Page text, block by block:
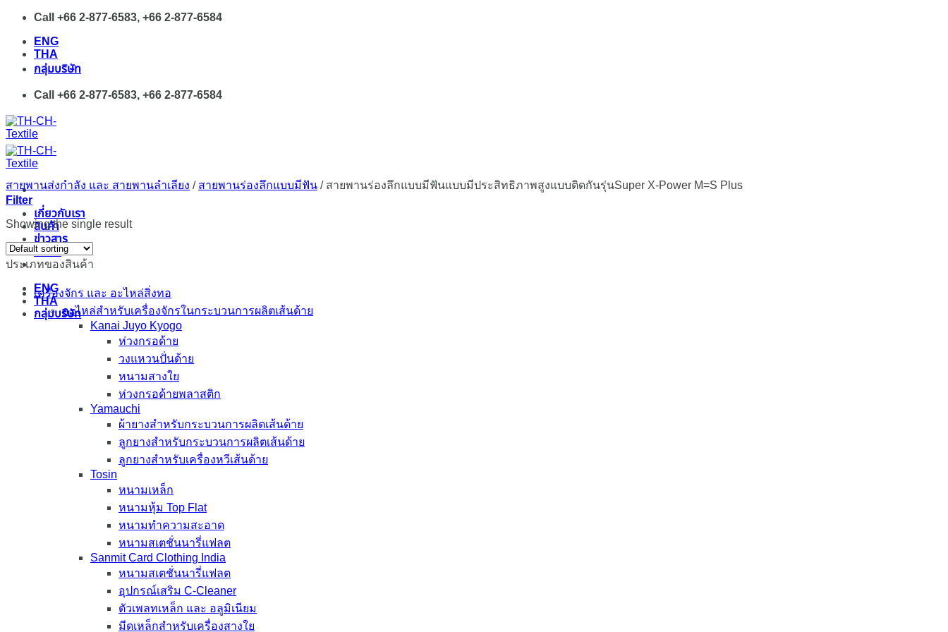
Skip
content
Call +66 2-877-6583, +66 2-877-6584
ENG
THA
กลุ่มบริษัท
Call +66 2-877-6583, +66 2-877-6584
เกี่ยวกับเรา
สินค้า
ข่าวสาร
ติดต่อ
ENG
THA
กลุ่มบริษัท
สายพานส่งกำลัง และ สายพานลำเลียง / สายพานร่องลึกแบบมีฟัน /สายพานร่องลึกแบบมีฟันแบบมีประสิทธิภาพสูงแบบติดกันรุ่นSuper X-Power M=S Plus
Filter
Showing the single result
ประเภทของสินค้า
เครื่องจักร และ อะไหล่สิ่งทอ
อะไหล่สำหรับเครื่องจักรในกระบวนการผลิตเส้นด้าย
Kanai Juyo Kyogo
ห่วงกรอด้าย
วงแหวนปั่นด้าย
หนามสางใย
ห่วงกรอด้ายพลาสติก
Yamauchi
ผ้ายางสำหรับกระบวนการผลิตเส้นด้าย
ลูกยางสำหรับกระบวนการผลิตเส้นด้าย
ลูกยางสำหรับเครื่องหวีเส้นด้าย
Tosin
หนามเหล็ก
หนามหุ้ม Top Flat
หนามทำความสะอาด
หนามสเตชั่นนารี่แฟลต
Sanmit Card Clothing India
หนามสเตชั่นนารี่แฟลต
อุปกรณ์เสริม C-Cleaner
ตัวเพลทเหล็ก และ อลูมิเนียม
มีดเหล็กสำหรับเครื่องสางใย